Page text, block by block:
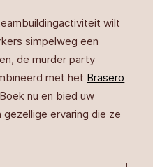
wilt
simpelweg een
de murder party
met het Brasero
nu en bied uw
ervaring die ze